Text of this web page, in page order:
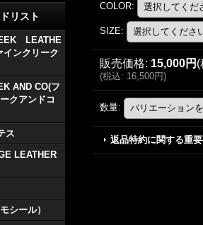
リスト
LEATHE
ンクリーク
AND CO(フ
クアンドコ
ス
LEATHER
シール）
COLOR:
SIZE:
販売価格: 15,000円 (
(税込: 16,500円)
数量:
返品特約に関する重